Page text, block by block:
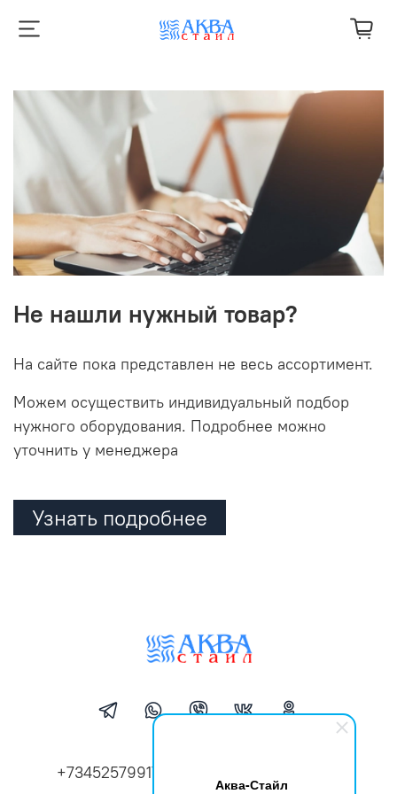
Аква-Стайл
Не нашли нужный товар?
На сайте пока представлен не весь ассортимент.
Можем осуществить индивидуальный подбор
нужного оборудования. Подробнее можно
уточнить у менеджера
Узнать подробнее
+73452579917